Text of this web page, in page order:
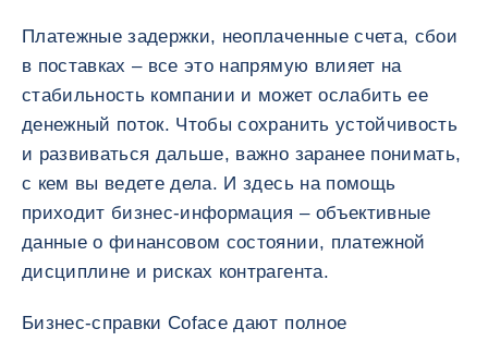
Платежные задержки, неоплаченные счета, сбои
в поставках – все это напрямую влияет на
стабильность компании и может ослабить ее
денежный поток. Чтобы сохранить устойчивость
и развиваться дальше, важно заранее понимать,
с кем вы ведете дела. И здесь на помощь
приходит бизнес-информация – объективные
данные о финансовом состоянии, платежной
дисциплине и рисках контрагента.
Бизнес-справки Coface дают полное